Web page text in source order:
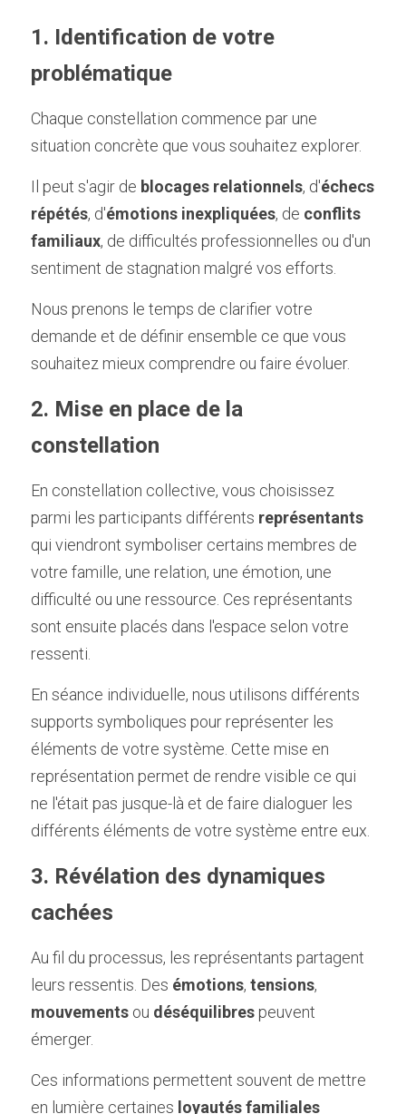
1. Identification de votre
problématique
Chaque constellation commence par une
situation concrète que vous souhaitez explorer.
Il peut s'agir de blocages relationnels, d'échecs
répétés, d'émotions inexpliquées, de conflits
familiaux, de difficultés professionnelles ou d'un
sentiment de stagnation malgré vos efforts.
Nous prenons le temps de clarifier votre
demande et de définir ensemble ce que vous
souhaitez mieux comprendre ou faire évoluer.
2. Mise en place de la
constellation
En constellation collective, vous choisissez
parmi les participants différents représentants
qui viendront symboliser certains membres de
votre famille, une relation, une émotion, une
difficulté ou une ressource. Ces représentants
sont ensuite placés dans l'espace selon votre
ressenti.
En séance individuelle, nous utilisons différents
supports symboliques pour représenter les
éléments de votre système. Cette mise en
représentation permet de rendre visible ce qui
ne l'était pas jusque-là et de faire dialoguer les
différents éléments de votre système entre eux.
3. Révélation des dynamiques
cachées
Au fil du processus, les représentants partagent
leurs ressentis. Des émotions, tensions
mouvements ou déséquilibres peuvent
émerger.
Ces informations permettent souvent de mettre
en lumière certaines loyautés familiales